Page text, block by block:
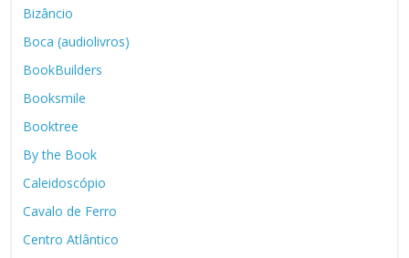
Bizâncio
Boca (audiolivros)
BookBuilders
Booksmile
Booktree
By the Book
Caleidoscópio
Cavalo de Ferro
Centro Atlântico